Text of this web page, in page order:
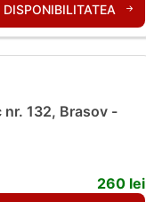
DISPONIBILITATEA
nr. 132, Brasov -
260 lei